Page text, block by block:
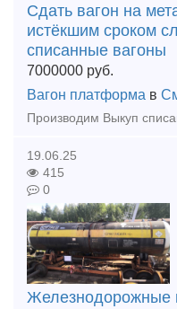
Сдать вагон на
истёкшим сроком
списанные вагоны
7000000 руб.
Вагон платформа в
19.06.25
415
0
Железнодорожные